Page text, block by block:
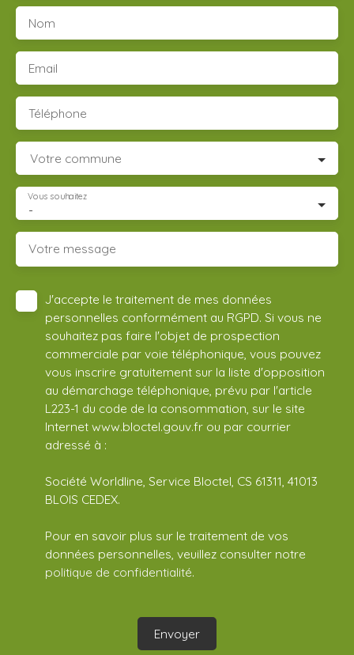
Nom
Email
Téléphone
Votre commune
-
Vous souhaitez
Votre message
J'accepte le traitement de mes données
personnelles conformément au RGPD. Si vous ne
souhaitez pas faire l'objet de prospection
commerciale par voie téléphonique, vous pouvez
vous inscrire gratuitement sur la liste d'opposition
au démarchage téléphonique, prévu par l'article
L223-1 du code de la consommation, sur le site
Internet www.bloctel.gouv.fr ou par courrier
adressé à :
Société Worldline, Service Bloctel, CS 61311, 41013
BLOIS CEDEX.
Pour en savoir plus sur le traitement de vos
données personnelles, veuillez consulter notre
politique de confidentialité.
Envoyer